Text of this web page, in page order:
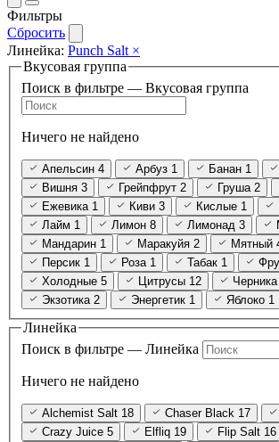
Фильтры
Сбросить
Линейка: Punch Salt ×
Вкусовая группа
Поиск в фильтре — Вкусовая группа
Ничего не найдено
Апельсин 4 Арбуз 1 Банан 1
Вишня 3 Грейпфрут 2 Груша 2
Ежевика 1 Киви 3 Кислые 1
Лайм 1 Лимон 8 Лимонад 3
Мандарин 1 Маракуйя 2 Мятный
Персик 1 Роза 1 Табак 1
Холодные 5 Цитрусы 12 Черника
Экзотика 2 Энергетик 1 Яблоко 1
Линейка
Поиск в фильтре — Линейка
Ничего не найдено
Alchemist Salt 18 Chaser Black 17
Crazy Juice 5 Elfliq 19 Flip Salt 16